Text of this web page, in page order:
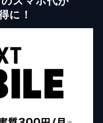
に！